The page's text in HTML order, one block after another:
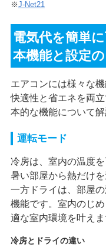
※J-Net21
電気代を簡単
本機能と設定
エアコンには様々な
快適性と省エネを両
本的な機能について解
運転モード
冷房は、室内の温度
暑い部屋から熱だけ
一方ドライは、部屋
機能です。室内のじ
適な室内環境を叶えま
冷房とドライの違い